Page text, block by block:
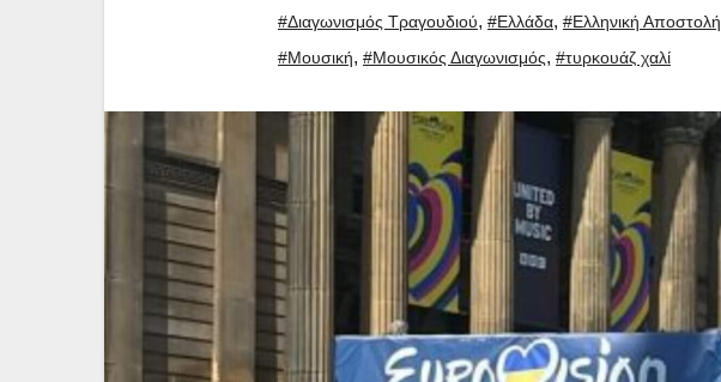
#Διαγωνισμός Τραγουδιού, #Ελλάδα, #Ελληνική Αποστολή
#Μουσική, #Μουσικός Διαγωνισμός, #τυρκουάζ χαλί